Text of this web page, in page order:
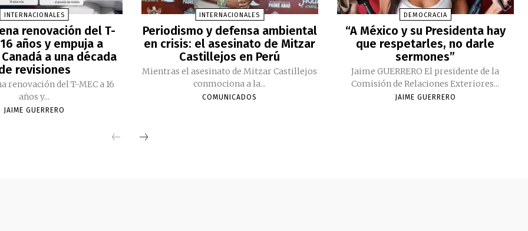
INTERNACIONALES
renovación del T-
16 años y empuja a
a una década
revisiones
renovación del T-MEC a 16
años y...
JAIME GUERRERO
INTERNACIONALES
Periodismo y defensa ambiental
en crisis: el asesinato de Mitzar
Castillejos en Perú
Mientras el asesinato de Mitzar Castillejos
conmociona a la...
COMUNICADOS
DEMOCRACIA
“A México y su Presidenta hay
que respetarles, no darle
sermones”
Jaime GUERRERO El presidente de la
Comisión de Relaciones Exteriores...
JAIME GUERRERO